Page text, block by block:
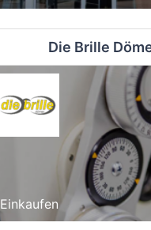
Die Brille
Einkaufen